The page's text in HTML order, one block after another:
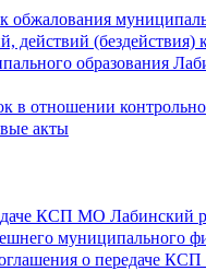
обжалования
действий (бездействия)
образования
в отношении
акты
КСП МО Лабинский
муниципального
о передаче